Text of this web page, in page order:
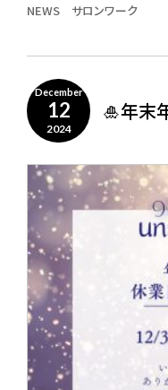
NEWS サロンワーク
December
12
2024
🎍年末